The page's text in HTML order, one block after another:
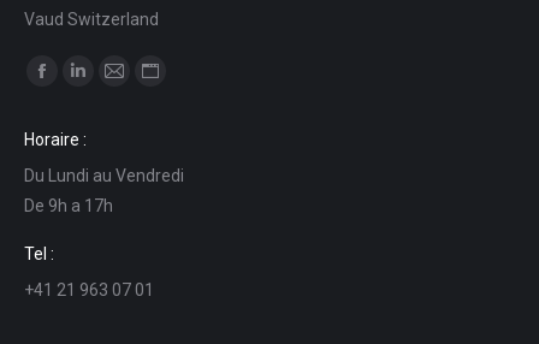
Vaud Switzerland
Find us on:
opens
in
new
window
opens
in
new
in
in
Horaire :
Du Lundi au Vendredi
De 9h a 17h
Tel :
+41 21 963 07 01